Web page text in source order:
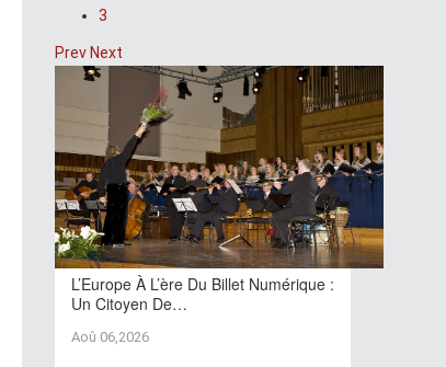
3
Prev Next
L’Europe À L’ère Du Billet Numérique :
Un Citoyen De…
Aoû 06,2026